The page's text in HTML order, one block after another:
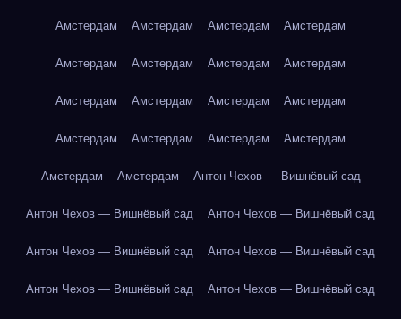
Амстердам Амстердам Амстердам Амстердам
Амстердам Амстердам Амстердам Амстердам
Амстердам Амстердам Амстердам Амстердам
Амстердам Амстердам Амстердам Амстердам
Амстердам Амстердам Антон Чехов — Вишнёвый сад
Антон Чехов — Вишнёвый сад Антон Чехов — Вишнёвый сад
Антон Чехов — Вишнёвый сад Антон Чехов — Вишнёвый сад
Антон Чехов — Вишнёвый сад Антон Чехов — Вишнёвый сад